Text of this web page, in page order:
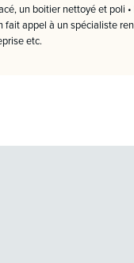
un boitier nettoyé et poli
fait appel à un spécialiste
etc.